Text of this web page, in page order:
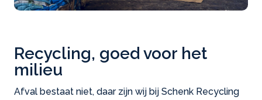
Recycling, goed voor het
milieu
Afval bestaat niet, daar zijn wij bij Schenk Recycling